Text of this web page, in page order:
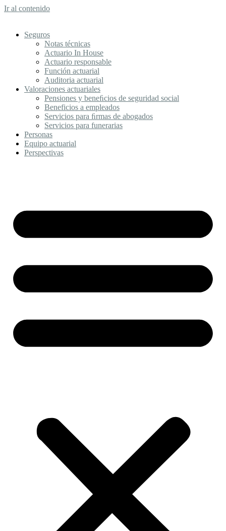
Ir al contenido
Seguros
Notas técnicas
Actuario In House
Actuario responsable
Función actuarial
Auditoria actuarial
Valoraciones actuariales
Pensiones y beneﬁcios de seguridad social
Beneficios a empleados
Servicios para ﬁrmas de abogados
Servicios para funerarias
Personas
Equipo actuarial
Perspectivas